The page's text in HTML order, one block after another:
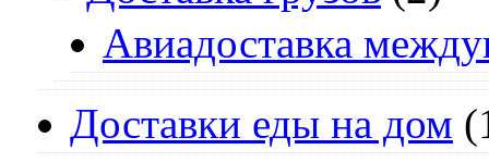
Авиадоставка
Доставки еды на дом